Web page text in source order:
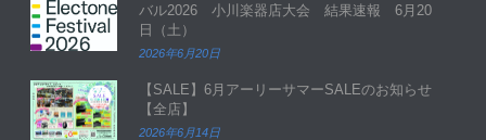
バル2026 小川楽器店大会 結果速報 6月20
日（土）
2026年6月20日
【SALE】6月アーリーサマーSALEのお知らせ
【全店】
2026年6月14日